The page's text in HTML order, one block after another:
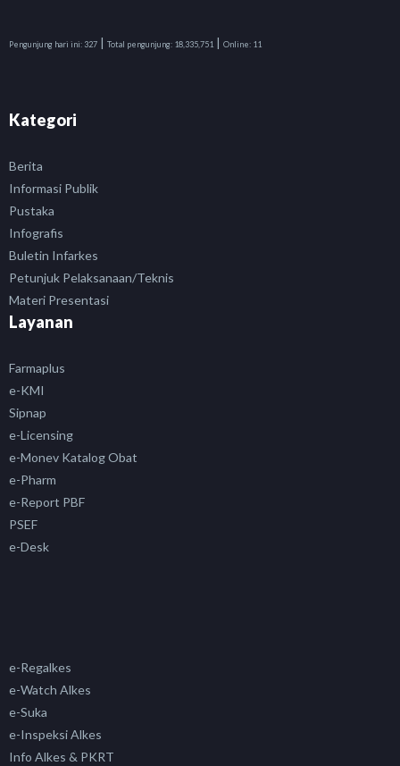
Pengunjung hari ini: 327 | Total pengunjung: 18,335,751 | Online: 11
Kategori
Berita
Informasi Publik
Pustaka
Infografis
Buletin Infarkes
Petunjuk Pelaksanaan/Teknis
Materi Presentasi
Layanan
Farmaplus
e-KMI
Sipnap
e-Licensing
e-Monev Katalog Obat
e-Pharm
e-Report PBF
PSEF
e-Desk
e-Regalkes
e-Watch Alkes
e-Suka
e-Inspeksi Alkes
Info Alkes & PKRT